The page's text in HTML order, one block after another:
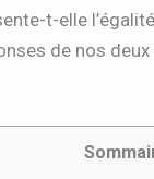
t-elle
de nos